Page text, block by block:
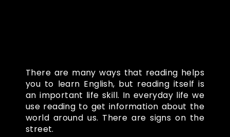
There are many ways that reading helps
you to learn English, but reading itself is
an important life skill. In everyday life we
use reading to get information about the
world around us. There are signs on the
street.